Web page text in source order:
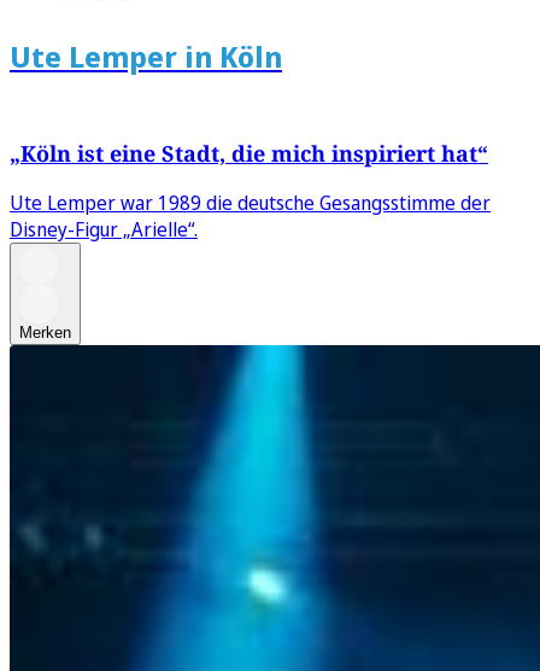
Ute Lemper in Köln
„Köln ist eine Stadt, die mich inspiriert hat“
Ute Lemper war 1989 die deutsche Gesangsstimme der
Disney-Figur „Arielle“.
Merken